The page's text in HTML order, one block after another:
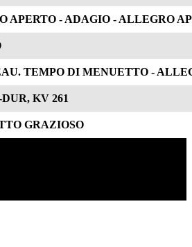
APERTO - ADAGIO - ALLEGRO
TEMPO DI MENUETTO -
KV 261
GRAZIOSO